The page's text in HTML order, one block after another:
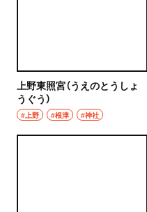
上野東照宮（うえのとうしょ
うぐう）
#上野 #根津 #神社